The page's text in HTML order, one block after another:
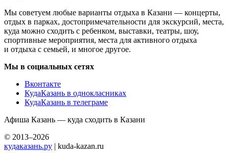
Мы советуем любые варианты отдыха в Казани — концерты,
отдых в парках, достопримечательности для экскурсий, места,
куда можно сходить с ребенком, выставки, театры, шоу,
спортивные мероприятия, места для активного отдыха
и отдыха с семьей, и многое другое.
Мы в социальных сетях
Вконтакте
КудаКазань в однокласниках
КудаКазань в телеграме
Афиша Казань — куда сходить в Казани
© 2013–2026
кудаказань.ру | kuda-kazan.ru